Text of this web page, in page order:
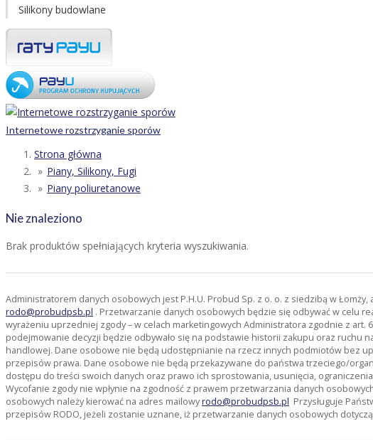
Silikony budowlane
Internetowe rozstrzyganie sporów
Strona główna
Piany, Silikony, Fugi
Piany poliuretanowe
Nie znaleziono
Brak produktów spełniających kryteria wyszukiwania.
Administratorem danych osobowych jest P.H.U. Probud Sp. z o. o. z siedzibą w
rodo@probudpsb.pl . Przetwarzanie danych osobowych będzie się odbywać w celu
wyrażeniu uprzedniej zgody – w celach marketingowych Administratora zgodnie z
podejmowanie decyzji będzie odbywało się na podstawie historii zakupu oraz
handlowej. Dane osobowe nie będą udostępnianie na rzecz innych podmiotów bez
przepisów prawa. Dane osobowe nie będą przekazywane do państwa trzeciego/
dostępu do treści swoich danych oraz prawo ich sprostowania, usunięcia,
Wycofanie zgody nie wpłynie na zgodność z prawem przetwarzania danych
osobowych należy kierować na adres mailowyrodo@probudpsb.pl Przysługuje
przepisów RODO, jeżeli zostanie uznane, iż przetwarzanie danych osobowych